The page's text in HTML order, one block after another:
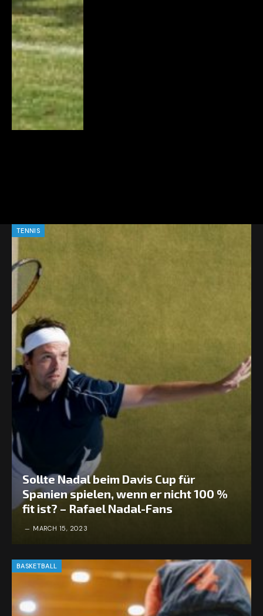
TENNIS
Sollte Nadal beim Davis Cup für
Spanien spielen, wenn er nicht 100 %
fit ist? – Rafael Nadal-Fans
MARCH 15, 2023
BASKETBALL